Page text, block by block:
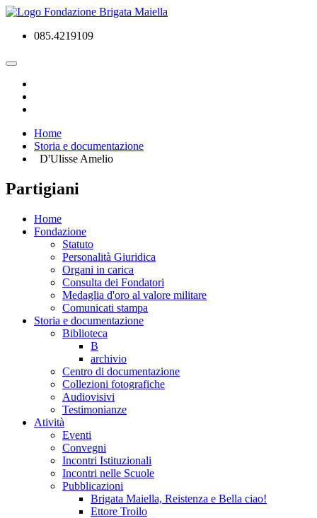
085.4219109
Home
Storia e documentazione
D'Ulisse Amelio
Partigiani
Home
Fondazione
Statuto
Personalità Giuridica
Organi in carica
Consulta dei Fondatori
Medaglia d'oro al valore militare
Comunicati stampa
Storia e documentazione
Biblioteca
B
archivio
Centro di documentazione
Collezioni fotografiche
Audiovisivi
Testimonianze
Atività
Eventi
Convegni
Incontri Istituzionali
Incontri nelle Scuole
Pubblicazioni
Brigata Maiella, Reistenza e Bella ciao!
Ettore Troilo